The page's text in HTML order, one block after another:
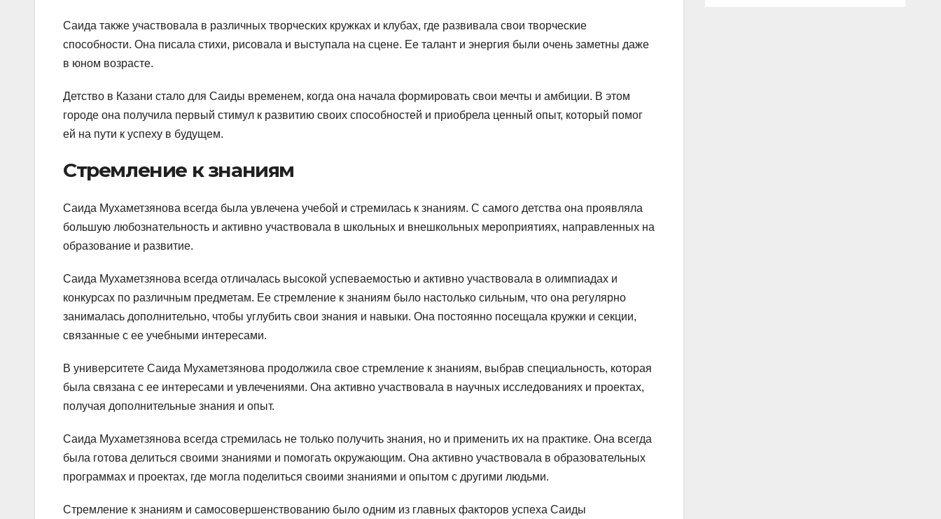
Саида также участвовала в различных творческих кружках и клубах, где развивала свои творческие
способности. Она писала стихи, рисовала и выступала на сцене. Ее талант и энергия были очень заметны даже
в юном возрасте.
Детство в Казани стало для Саиды временем, когда она начала формировать свои мечты и амбиции. В этом
городе она получила первый стимул к развитию своих способностей и приобрела ценный опыт, который помог
ей на пути к успеху в будущем.
Стремление к знаниям
Саида Мухаметзянова всегда была увлечена учебой и стремилась к знаниям. С самого детства она проявляла
большую любознательность и активно участвовала в школьных и внешкольных мероприятиях, направленных на
образование и развитие.
Саида Мухаметзянова всегда отличалась высокой успеваемостью и активно участвовала в олимпиадах и
конкурсах по различным предметам. Ее стремление к знаниям было настолько сильным, что она регулярно
занималась дополнительно, чтобы углубить свои знания и навыки. Она постоянно посещала кружки и секции,
связанные с ее учебными интересами.
В университете Саида Мухаметзянова продолжила свое стремление к знаниям, выбрав специальность, которая
была связана с ее интересами и увлечениями. Она активно участвовала в научных исследованиях и проектах,
получая дополнительные знания и опыт.
Саида Мухаметзянова всегда стремилась не только получить знания, но и применить их на практике. Она всегда
была готова делиться своими знаниями и помогать окружающим. Она активно участвовала в образовательных
программах и проектах, где могла поделиться своими знаниями и опытом с другими людьми.
Стремление к знаниям и самосовершенствованию было одним из главных факторов успеха Саиды